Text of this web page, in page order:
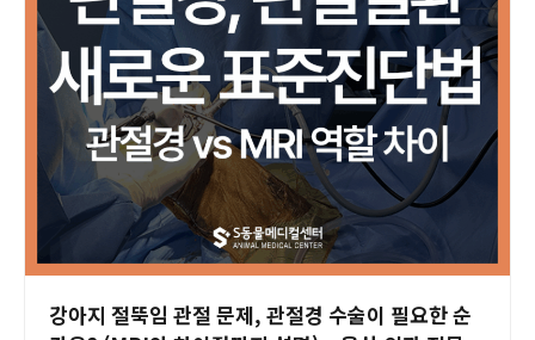
강아지 절뚝임 관절 문제, 관절경 수술이 필요한 순